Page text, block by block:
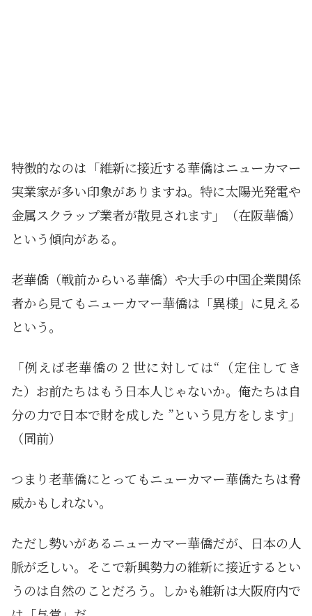
特徴的なのは「維新に接近する華僑はニューカマー
実業家が多い印象がありますね。特に太陽光発電や
金属スクラップ業者が散見されます」（在阪華僑）
という傾向がある。
老華僑（戦前からいる華僑）や大手の中国企業関係
者から見てもニューカマー華僑は「異様」に見える
という。
「例えば老華僑の２世に対しては“（定住してき
た）お前たちはもう日本人じゃないか。俺たちは自
分の力で日本で財を成した ”という見方をします」
（同前）
つまり老華僑にとってもニューカマー華僑たちは脅
威かもしれない。
ただし勢いがあるニューカマー華僑だが、日本の人
脈が乏しい。そこで新興勢力の維新に接近するとい
うのは自然のことだろう。しかも維新は大阪府内で